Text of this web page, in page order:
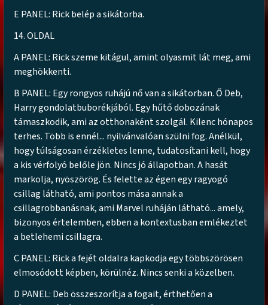
E PANEL: Rick belép a sikátorba.
14. OLDAL
A PANEL: Rick szeme kitágul, amint olyasmit lát meg, ami
meghökkenti.
B PANEL: Egy rongyos ruhájú nő van a sikátorban. Ő Deb,
Harry gondolatbuborékjából. Egy hűtő dobozának
támaszkodik, ami az otthonaként szolgál. Kilenc hónapos
terhes. Több is ennél... nyilvánvalóan szülni fog. Anélkül,
hogy túlságosan érzékletes lenne, tudatosítani kell, hogy
a kis vérfolyó belőle jön. Nincs jó állapotban. A hasát
markolja, nyöszörög. És felette az égen egy ragyogó
csillag látható, ami pontos mása annak a
csillagrobbanásnak, ami Marvel ruháján látható... amely,
bizonyos értelemben, ebben a kontextusban emlékeztet
a betlehemi csillagra.
C PANEL: Rick a fejét oldalra kapkodja egy többszörösen
elmosódott képben, körülnéz. Nincs senki a közelben.
D PANEL: Deb összeszorítja a fogait, érthetően a